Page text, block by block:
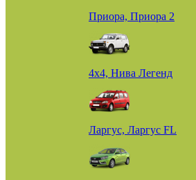
Приора, Приора 2
4х4, Нива Легенд
Ларгус, Ларгус FL